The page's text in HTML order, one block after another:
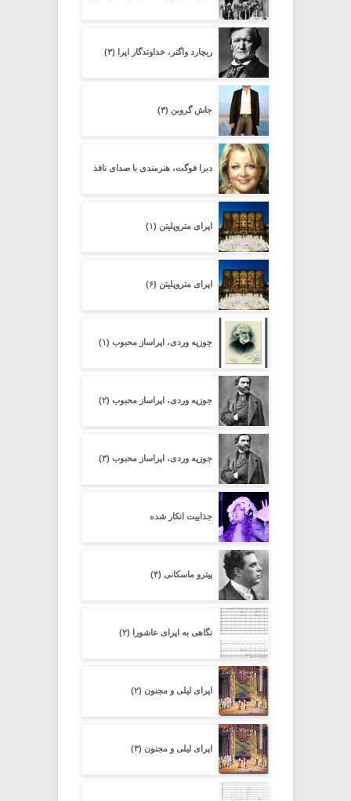
ریچارد واگنر، خداوندگار اپرا (۳)
جاش گروبن (۳)
دبرا فوگت، هنرمندی با صدای نافذ
اپرای متروپلیتن (۱)
اپرای متروپلیتن (۶)
جوزپه وردی، اپراساز محبوب (۱)
جوزپه وردی، اپراساز محبوب (۲)
جوزپه وردی، اپراساز محبوب (۳)
جذابیت انکار شده
پیترو ماسکانی (۴)
نگاهی به اپرای عاشورا (۲)
اپرای لیلی و مجنون (۲)
اپرای لیلی و مجنون (۳)